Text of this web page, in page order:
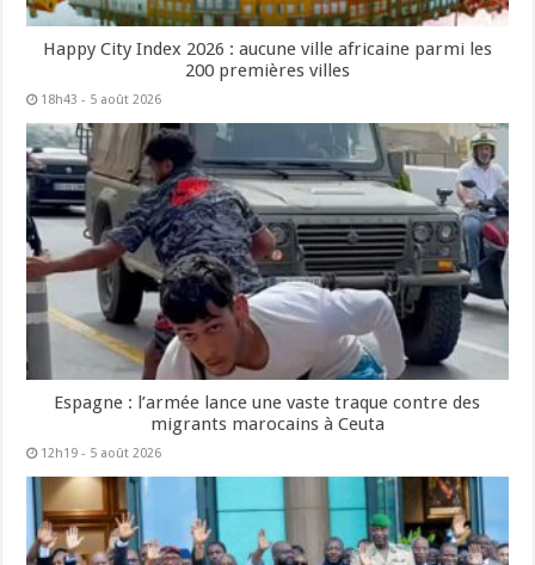
Happy City Index 2026 : aucune ville africaine parmi les
200 premières villes
18h43 - 5 août 2026
Espagne : l’armée lance une vaste traque contre des
migrants marocains à Ceuta
12h19 - 5 août 2026